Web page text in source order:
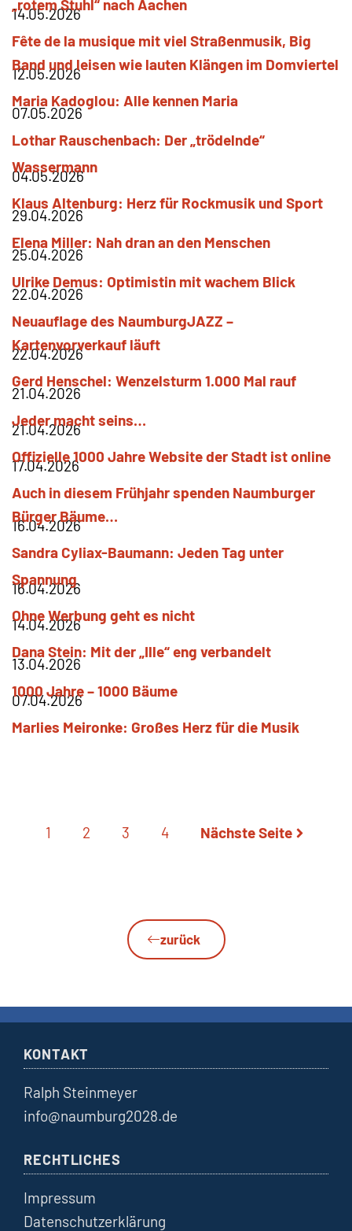
„rotem Stuhl“ nach Aachen
14.05.2026
Fête de la musique mit viel Straßenmusik, Big
Band und leisen wie lauten Klängen im Domviertel
12.05.2026
Maria Kadoglou Alle kennen Maria
07.05.2026
Lothar Rauschenbach Der „trödelnde“
Wassermann
04.05.2026
Klaus Altenburg Herz für Rockmusik und Sport
29.04.2026
Elena Miller Nah dran an den Menschen
25.04.2026
Ulrike Demus Optimistin mit wachem Blick
22.04.2026
Neuauflage des NaumburgJAZZ –
Kartenvorverkauf läuft
22.04.2026
Gerd Henschel Wenzelsturm 1.000 Mal rauf
21.04.2026
Jeder macht seins…
21.04.2026
Offizielle 1000 Jahre Website der Stadt ist online
17.04.2026
Auch in diesem Frühjahr spenden Naumburger
Bürger Bäume…
16.04.2026
SandraCyliax-Baumann Jeden Tag unter
Spannung
16.04.2026
Ohne Werbung geht es nicht
14.04.2026
DanaStein Mit der „Ille“ eng verbandelt
13.04.2026
1000 Jahre – 1000 Bäume
07.04.2026
Marlies Meironke Großes Herz für die Musik
1 2 3 4 Nächste Seite
zurück
KONTAKT
Ralph Steinmeyer
info@naumburg2028.de
RECHTLICHES
Impressum
Datenschutzerklärung